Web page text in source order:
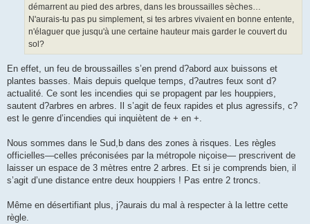
démarrent au pied des arbres, dans les broussailles sèches…
N'aurais-tu pas pu simplement, si tes arbres vivaient en bonne entente,
n'élaguer que jusqu'à une certaine hauteur mais garder le couvert du
sol?
En effet, un feu de broussailles s’en prend d?abord aux buissons et
plantes basses. Mais depuis quelque temps, d?autres feux sont d?
actualité. Ce sont les incendies qui se propagent par les houppiers,
sautent d?arbres en arbres. Il s’agit de feux rapides et plus agressifs, c?
est le genre d’incendies qui inquiètent de + en +.
Nous sommes dans le Sud,b dans des zones à risques. Les règles
officielles—celles préconisées par la métropole niçoise— prescrivent de
laisser un espace de 3 mètres entre 2 arbres. Et si je comprends bien, il
s’agit d’une distance entre deux houppiers ! Pas entre 2 troncs.
Même en désertifiant plus, j?aurais du mal à respecter à la lettre cette
règle.